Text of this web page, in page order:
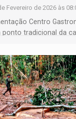
Fevereiro de 2026 às
Centro
ponto tradicional da